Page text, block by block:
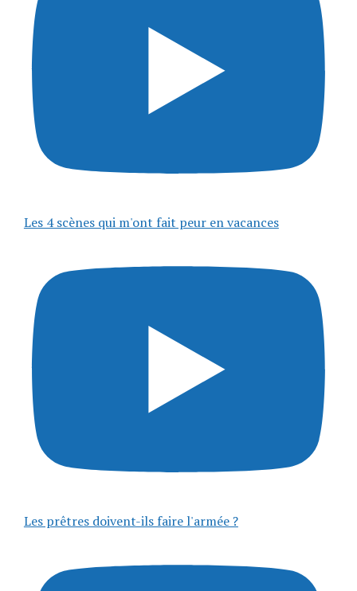
Les 4 scènes qui m'ont fait peur en vacances
Les prêtres doivent-ils faire l'armée ?